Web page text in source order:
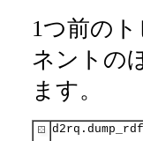
1つ前の
ネントの
ます。
d2rq.dump_rdf